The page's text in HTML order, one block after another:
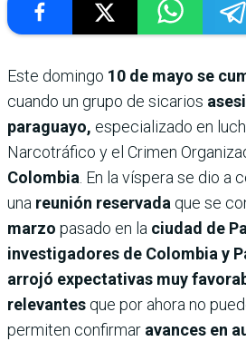
Este domingo 10 de mayo se
cuando un grupo de sicarios
paraguayo, especializado en
Narcotráfico y el Crimen
Colombia . En la víspera se dio
una reunión reservada que se
marzo pasado en la ciudad de
investigadores de Colombia y
arrojó expectativas muy
relevantes que por ahora no
permiten confirmar avances en